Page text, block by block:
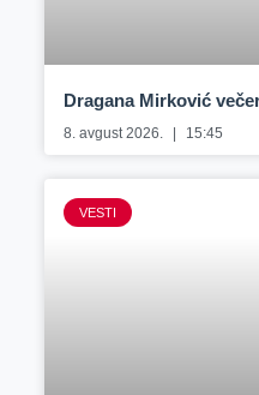
Dragana Mirković
8. avgust 2026. 15:45
VESTI